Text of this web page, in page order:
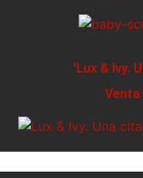
'Lux & Ivy.
Venta